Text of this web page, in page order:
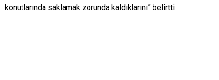
konutlarında saklamak zorunda kaldıklarını” belirtti.